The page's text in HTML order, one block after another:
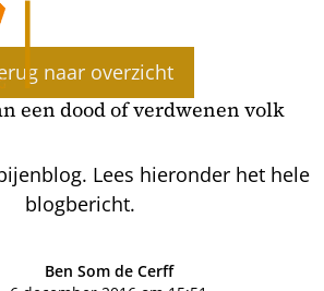
naar overzicht
een dood of verdwenen volk
Lees hieronder het hele
blogbericht.
Ben Som de Cerff